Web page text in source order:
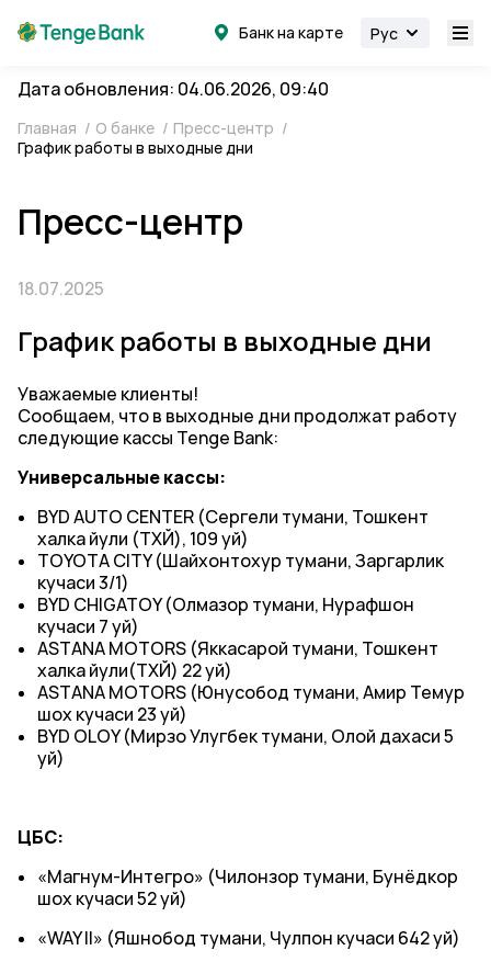
Банк на карте Рус
Дата обновления: 04.06.2026, 09:40
Главная / О банке / Пресс-центр /
График работы в выходные дни
Пресс-центр
18.07.2025
График работы в выходные дни
Уважаемые клиенты!
Cообщаем, что в выходные дни продолжат работу
следующие кассы Tenge Bank:
Универсальные кассы:
BYD AUTO CENTER (Сергели тумани, Тошкент
халка йули (ТХЙ), 109 уй)
TOYOTA CITY (Шайхонтохур тумани, Заргарлик
кучаси 3/1)
BYD CHIGATOY (Олмазор тумани, Нурафшон
кучаси 7 уй)
ASTANA MOTORS (Яккасарой тумани, Тошкент
халка йули(ТХЙ) 22 уй)
ASTANA MOTORS (Юнусобод тумани, Амир Темур
шох кучаси 23 уй)
BYD OLOY (Мирзо Улугбек тумани, Олой дахаси 5
уй)
ЦБС:
«Магнум-Интегро» (Чилонзор тумани, Бунёдкор
шох кучаси 52 уй)
«WAY II» (Яшнобод тумани, Чулпон кучаси 642 уй)